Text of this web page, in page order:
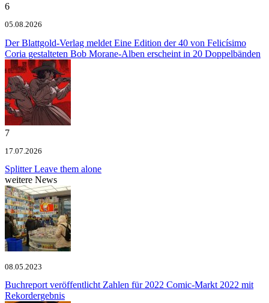
6
05.08.2026
Der Blattgold-Verlag meldet Eine Edition der 40 von Felicísimo
Coria gestalteten Bob Morane-Alben erscheint in 20 Doppelbänden
7
17.07.2026
SplitterLeave them alone
weitere News
08.05.2023
Buchreport veröffentlicht Zahlen für 2022 Comic-Markt 2022 mit
Rekordergebnis